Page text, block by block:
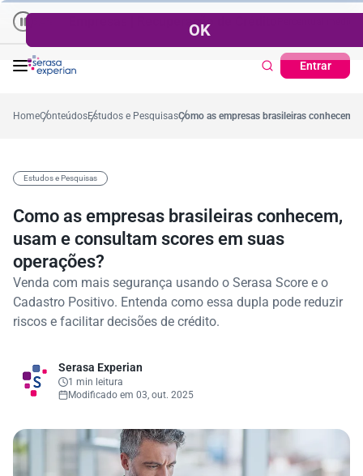
-5,4% Empresas | Recuperação de Crédito
Entrar
57,2% Cartão de Crédito | Cadastro
HomeConteúdosEstudos e PesquisasComo as empresas brasileiras conhecem,
Estudos e Pesquisas
Como as empresas brasileiras conhecem,
usam e consultam scores em suas
operações?
Venda com mais segurança usando o Serasa Score e o
Cadastro Positivo. Entenda como essa dupla pode reduzir
riscos e facilitar decisões de crédito.
Serasa Experian
1 min leitura
Modificado em 03, out. 2025